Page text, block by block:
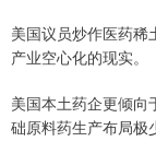
美国议员炒作医药稀
产业空心化的现实。
美国本土药企更倾向
础原料药生产布局极